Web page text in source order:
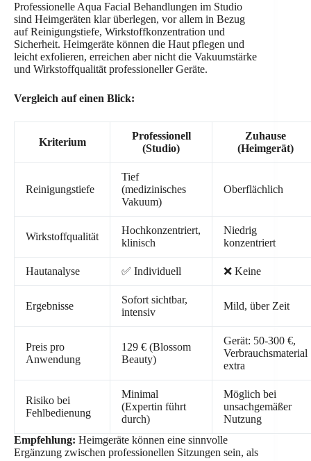
Professionelle Aqua Facial Behandlungen im Studio
sind Heimgeräten klar überlegen, vor allem in Bezug
auf Reinigungstiefe, Wirkstoffkonzentration und
Sicherheit. Heimgeräte können die Haut pflegen und
leicht exfolieren, erreichen aber nicht die Vakuumstärke
und Wirkstoffqualität professioneller Geräte.
Vergleich auf einen Blick:
Kriterium
Professionell
(Studio)
Zuhause
(Heimgerät)
Reinigungstiefe
Tief
(medizinisches
Vakuum)
Oberflächlich
Wirkstoffqualität
Hochkonzentriert,
klinisch
Niedrig
konzentriert
Hautanalyse ✅ Individuell ❌ Keine
Ergebnisse
Sofort sichtbar,
intensiv
Mild, über Zeit
Preis pro
Anwendung
129 € (Blossom
Beauty)
Gerät: 50-300 €,
Verbrauchsmaterial
extra
Risiko bei
Fehlbedienung
Minimal
(Expertin führt
durch)
Möglich bei
unsachgemäßer
Nutzung
Empfehlung: Heimgeräte können eine sinnvolle
Ergänzung zwischen professionellen Sitzungen sein, als